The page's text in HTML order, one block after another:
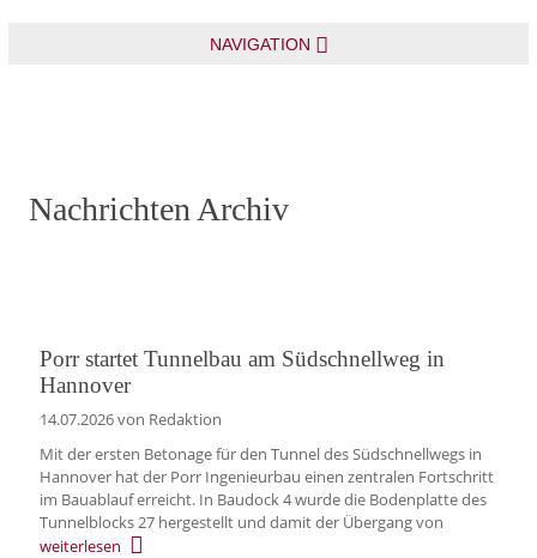
NAVIGATION
Nachrichten Archiv
Porr startet Tunnelbau am Südschnellweg in
Hannover
14.07.2026von Redaktion
Mit der ersten Betonage für den Tunnel des Südschnellwegs in
Hannover hat der Porr Ingenieurbau einen zentralen Fortschritt
im Bauablauf erreicht. In Baudock 4 wurde die Bodenplatte des
Tunnelblocks 27 hergestellt und damit der Übergang von
weiterlesen